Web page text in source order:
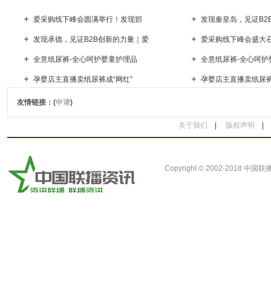
爱采购线下峰会圆满举行！发现邯 发现秦皇岛，见证
发现承德，见证B2B创新的力量｜爱 爱采购线下峰会盛大
全意纸尿裤-全心呵护婴童护理品 全意纸尿裤-全心呵护
孕婴店主直播卖纸尿裤成“网红” 孕婴店主直播卖纸尿
友情链接：(申请)
关于我们 版权声明
Copyright © 2002-2018 中国联